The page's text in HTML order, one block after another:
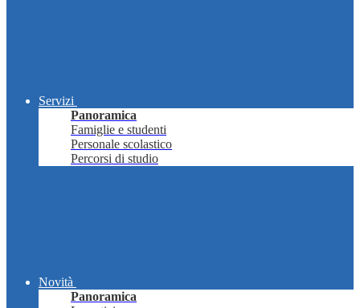
Servizi
Panoramica
Famiglie e studenti
Personale scolastico
Percorsi di studio
Novità
Panoramica